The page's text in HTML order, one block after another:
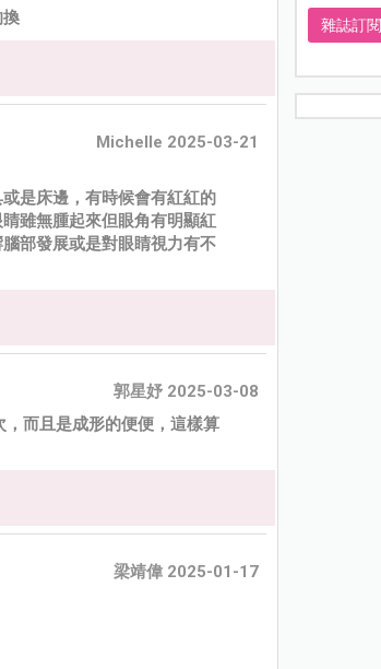
換
Michelle 2025-03-21
是床邊，有時候會有紅紅的
雖無腫起來但眼角有明顯紅
部發展或是對眼睛視力有不
郭星妤 2025-03-08
而且是成形的便便，這樣算
梁靖偉 2025-01-17
雜誌訂閱